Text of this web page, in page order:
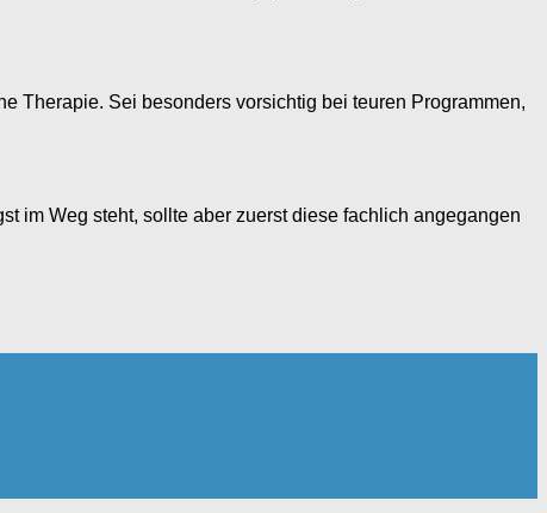
Therapie. Sei besonders vorsichtig bei teuren Programmen,
im Weg steht, sollte aber zuerst diese fachlich angegangen